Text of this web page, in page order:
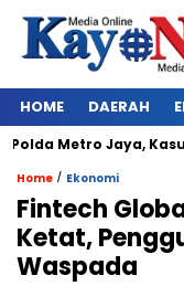
HOME DAERAH
Metro Jaya, Kasus
Home / Ekonomi
Fintech
Ketat,
Waspada